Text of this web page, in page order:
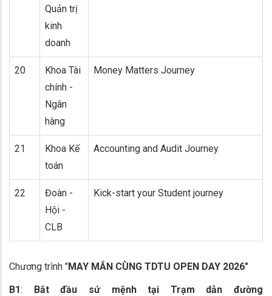
Quản trị
kinh
doanh
20
Khoa Tài
chính -
Ngân
hàng
Money Matters Journey
21
Khoa Kế
toán
Accounting and Audit Journey
22
Đoàn -
Hội -
CLB
Kick-start your Student journey
Chương trình "MAY MẮN CÙNG TDTU OPEN DAY 2026"
B1: Bắt đầu sứ mệnh tại Trạm dẫn đường